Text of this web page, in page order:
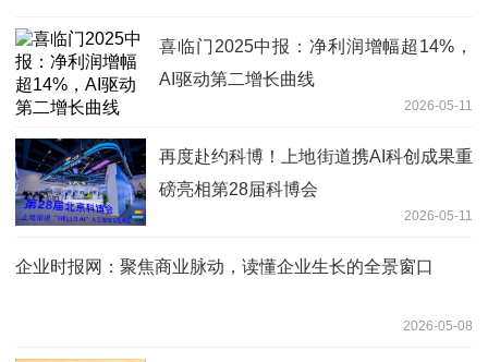
喜临门2025中报：净利润增幅超14%，
AI驱动第二增长曲线
2026-05-11
再度赴约科博！上地街道携AI科创成果重
磅亮相第28届科博会
2026-05-11
企业时报网：聚焦商业脉动，读懂企业生长的全景窗口
2026-05-08